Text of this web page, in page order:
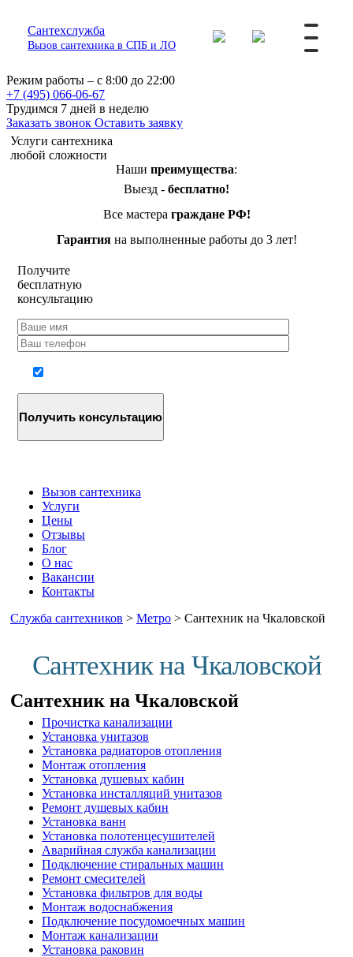
Сантехслужба
Вызов сантехника в СПБ и ЛО
Режим работы – с 8:00 до 22:00
+7 (495) 066-06-67
Трудимся 7 дней в неделю
Заказать звонок Оставить заявку
Услуги сантехника
любой сложности
Наши преимущества:
Выезд - бесплатно!
Все мастера граждане РФ!
Гарантияна выполненные работы до 3 лет!
Получите
бесплатную
консультацию
Вызов сантехника
Услуги
Цены
Отзывы
Блог
О нас
Вакансии
Контакты
Служба сантехников > Метро > Сантехник на Чкаловской
Сантехник на Чкаловской
Сантехник на Чкаловской
Прочистка канализации
Установка унитазов
Установка радиаторов отопления
Монтаж отопления
Установка душевых кабин
Установка инсталляций унитазов
Ремонт душевых кабин
Установка ванн
Установка полотенцесушителей
Аварийная служба канализации
Подключение стиральных машин
Ремонт смесителей
Установка фильтров для воды
Монтаж водоснабжения
Подключение посудомоечных машин
Монтаж канализации
Установка раковин